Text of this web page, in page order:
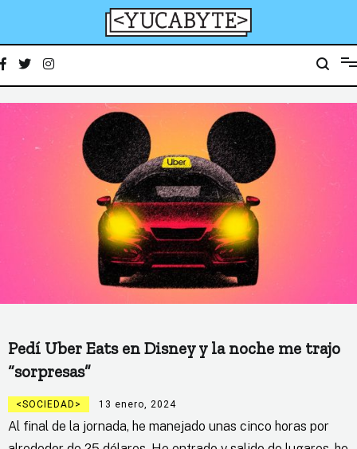
YucaByte
Pedí Uber Eats en Disney y la noche me trajo
“sorpresas”
SOCIEDAD 13 enero, 2024
Al final de la jornada, he manejado unas cinco horas por